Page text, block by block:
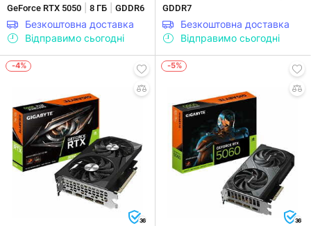
GeForce RTX 5050 8 ГБ GDDR6
Безкоштовна доставка
Відправимо сьогодні
GDDR7
Безкоштовна доставка
Відправимо сьогодні
-4%
36
-5%
36